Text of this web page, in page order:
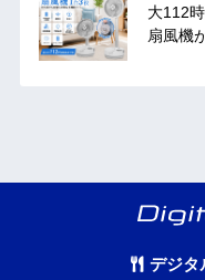
大112
扇風機
デジタ